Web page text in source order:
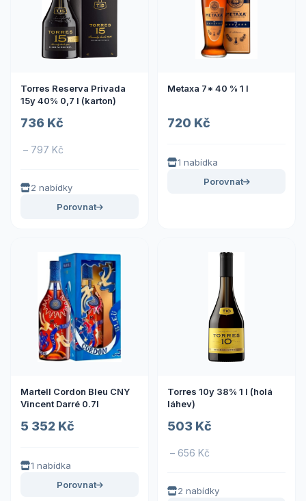
Torres Reserva Privada
15y 40% 0,7 l (karton)
736 Kč
– 797 Kč
2 nabídky
Porovnat
Metaxa 7* 40 % 1 l
720 Kč
1 nabídka
Porovnat
Martell Cordon Bleu CNY
Vincent Darré 0.7l
5 352 Kč
1 nabídka
Porovnat
Torres 10y 38% 1 l (holá
láhev)
503 Kč
– 656 Kč
2 nabídky